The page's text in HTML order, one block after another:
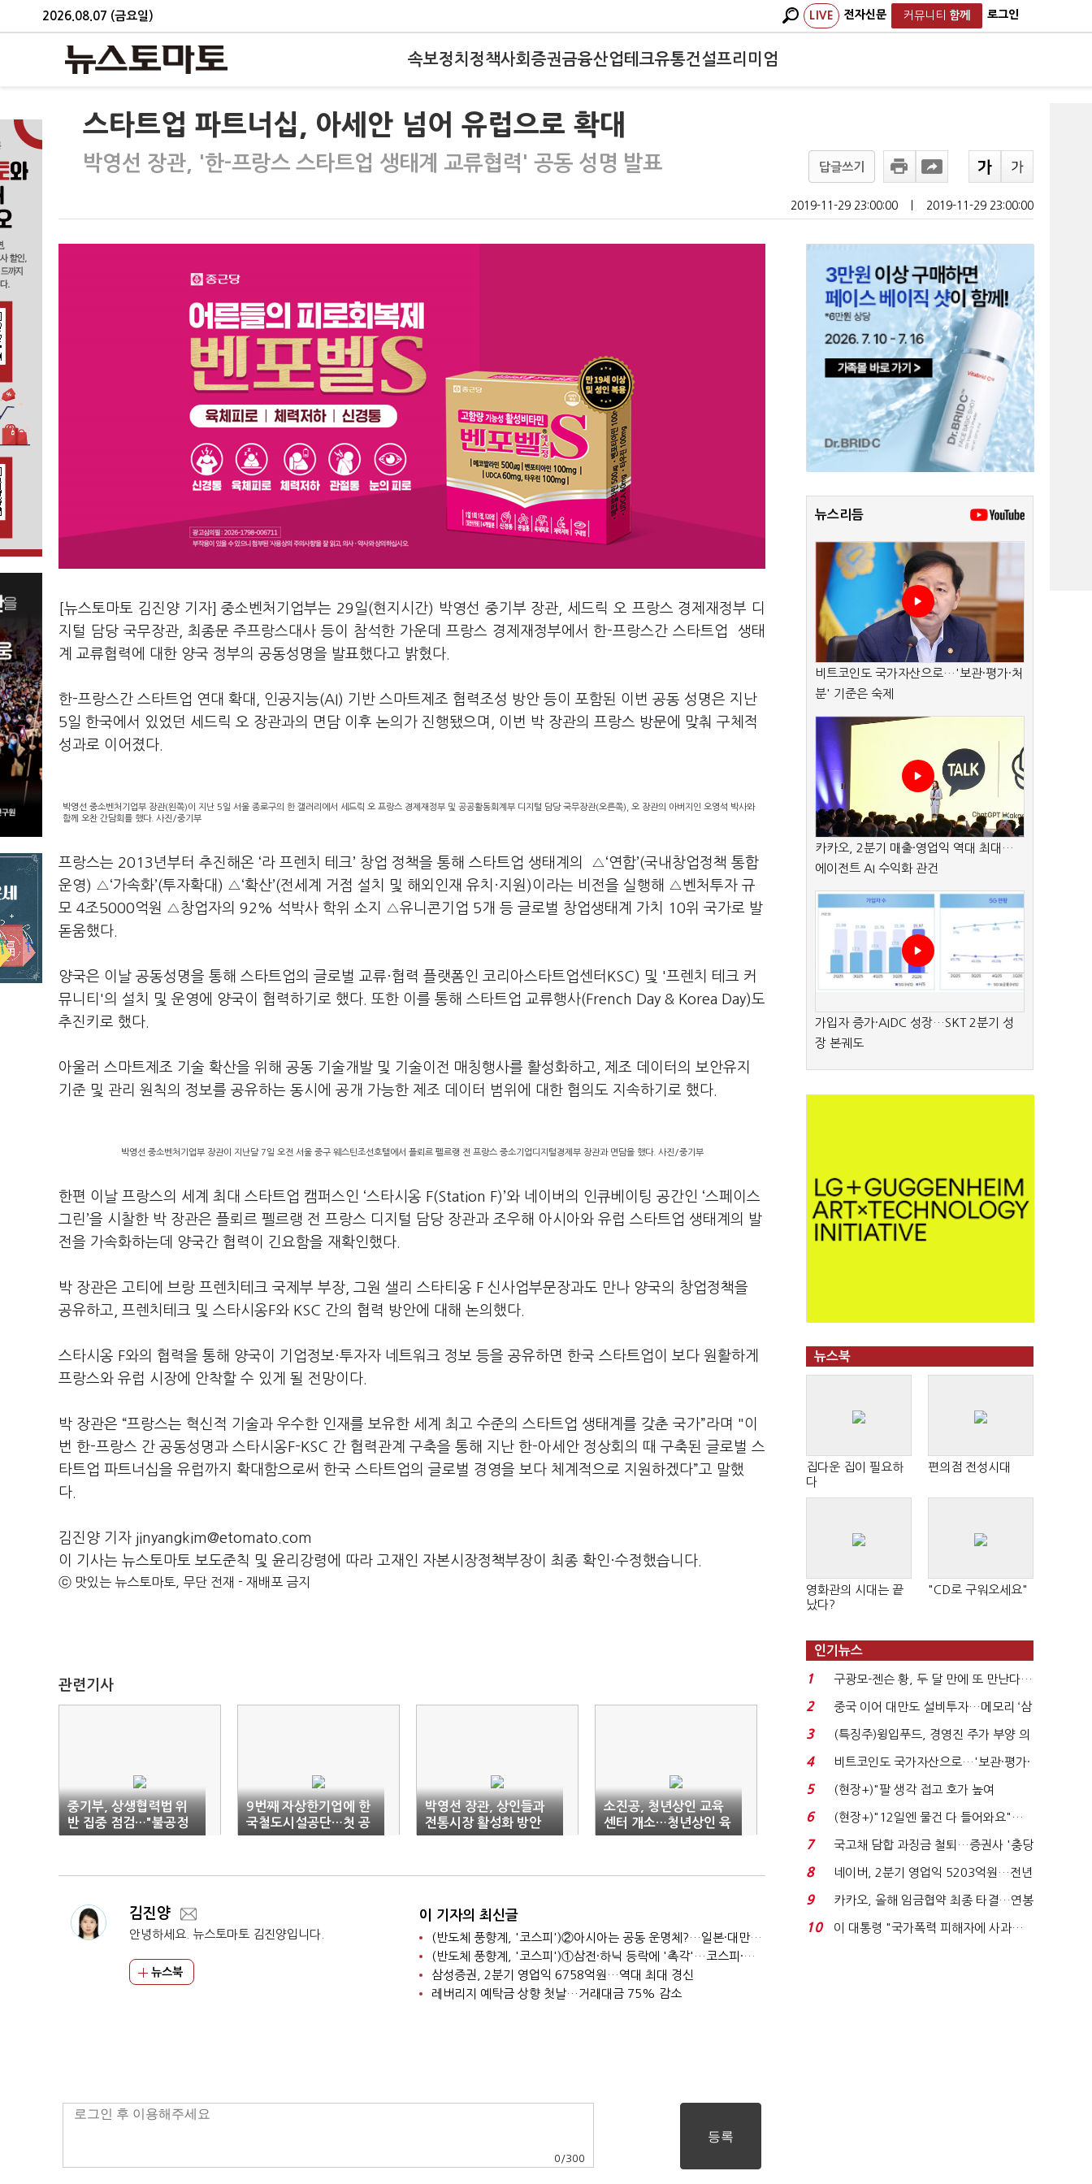
2026.08.07 (금요일) LIVE 전자신문 커뮤니티 함께 로그인
속보정치 정책사회 증권금융산업테크유통건설프리미엄
스타트업 파트너십, 아세안 넘어 유럽으로 확대
박영선 장관, '한-프랑스 스타트업 생태계 교류협력' 공동 성명 발표 답글쓰기
2019-11-29 23:00:00 2019-11-29 23:00:00
[뉴스토마토 김진양 기자] 중소벤처기업부는 29일(현지시간) 박영선 중기부 장관, 세드릭 오 프랑스 경제재정부 디
지털 담당 국무장관, 최종문 주프랑스대사 등이 참석한 가운데 프랑스 경제재정부에서 한-프랑스간 스타트업 생태
계 교류협력에 대한 양국 정부의 공동성명을 발표했다고 밝혔다.
한-프랑스간 스타트업 연대 확대, 인공지능(AI) 기반 스마트제조 협력조성 방안 등이 포함된 이번 공동 성명은 지난
5일 한국에서 있었던 세드릭 오 장관과의 면담 이후 논의가 진행됐으며, 이번 박 장관의 프랑스 방문에 맞춰 구체적
성과로 이어졌다.
박영선 중소벤처기업부 장관(왼쪽)이 지난 5일 서울 종로구의 한 갤러리에서 세드릭 오 프랑스 경제재정부 및 공공활동회계부 디지털 담당 국무장관(오른쪽), 오 장관의 아버지인 오영석 박사와
함께 오찬 간담회를 했다. 사진/중기부
프랑스는 2013년부터 추진해온 ‘라 프렌치 테크’ 창업 정책을 통해 스타트업 생태계의 △‘연합’(국내창업정책 통합
운영) △‘가속화’(투자확대) △‘확산’(전세계 거점 설치 및 해외인재 유치·지원)이라는 비전을 실행해 △벤처투자 규
모 4조5000억원 △창업자의 92% 석박사 학위 소지 △유니콘기업 5개 등 글로벌 창업생태계 가치 10위 국가로 발
돋움했다.
양국은 이날 공동성명을 통해 스타트업의 글로벌 교류·협력 플랫폼인 코리아스타트업센터KSC) 및 '프렌치 테크 커
뮤니티'의 설치 및 운영에 양국이 협력하기로 했다. 또한 이를 통해 스타트업 교류행사(French Day & Korea Day)도
추진키로 했다.
아울러 스마트제조 기술 확산을 위해 공동 기술개발 및 기술이전 매칭행사를 활성화하고, 제조 데이터의 보안유지
기준 및 관리 원칙의 정보를 공유하는 동시에 공개 가능한 제조 데이터 범위에 대한 협의도 지속하기로 했다.
박영선 중소벤처기업부 장관이 지난달 7일 오전 서울 중구 웨스틴조선호텔에서 플뢰르 펠르랭 전 프랑스 중소기업디지털경제부 장관과 면담을 했다. 사진/중기부
한편 이날 프랑스의 세계 최대 스타트업 캠퍼스인 ‘스타시옹 F(Station F)’와 네이버의 인큐베이팅 공간인 ‘스페이스
그린’을 시찰한 박 장관은 플뢰르 펠르랭 전 프랑스 디지털 담당 장관과 조우해 아시아와 유럽 스타트업 생태계의 발
전을 가속화하는데 양국간 협력이 긴요함을 재확인했다.
박 장관은 고티에 브랑 프렌치테크 국제부 부장, 그원 샐리 스타티옹 F 신사업부문장과도 만나 양국의 창업정책을
공유하고, 프렌치테크 및 스타시옹F와 KSC 간의 협력 방안에 대해 논의했다.
스타시옹 F와의 협력을 통해 양국이 기업정보·투자자 네트워크 정보 등을 공유하면 한국 스타트업이 보다 원활하게
프랑스와 유럽 시장에 안착할 수 있게 될 전망이다.
박 장관은 “프랑스는 혁신적 기술과 우수한 인재를 보유한 세계 최고 수준의 스타트업 생태계를 갖춘 국가”라며 "이
번 한-프랑스 간 공동성명과 스타시옹F-KSC 간 협력관계 구축을 통해 지난 한-아세안 정상회의 때 구축된 글로벌 스
타트업 파트너십을 유럽까지 확대함으로써 한국 스타트업의 글로벌 경영을 보다 체계적으로 지원하겠다”고 말했
다.
김진양 기자 jinyangkim@etomato.com
이 기사는 뉴스토마토 보도준칙 및 윤리강령에 따라 고재인 자본시장정책부장이 최종 확인·수정했습니다.
ⓒ 맛있는 뉴스토마토, 무단 전재 - 재배포 금지
관련기사
중기부, 상생협력법 위
반 집중 점검…"불공정
거래 바로 잡는다"
9번째 자상한기업에 한
국철도시설공단…첫 공
공기관 선정
박영선 장관, 상인들과
전통시장 활성화 방안
논의
소진공, 청년상인 교육
센터 개소…청년상인 육
성·역량강화 집중
김진양
안녕하세요. 뉴스토마토 김진양입니다.
뉴스북
이 기자의 최신글
(반도체 풍향계, '코스피')②아시아는 공동 운명체?…일본·대만도 '동반 출렁'
(반도체 풍향계, '코스피')①삼전·하닉 등락에 '촉각'…코스피·나스닥 '한 몸'
삼성증권, 2분기 영업익 6758억원…역대 최대 경신
레버리지 예탁금 상향 첫날…거래대금 75% 감소
0 /300
뉴스리듬
비트코인도 국가자산으로…'보관·평가·처
분' 기준은 숙제
카카오, 2분기 매출·영업익 역대 최대…
에이전트 AI 수익화 관건
가입자 증가·AIDC 성장…SKT 2분기 성
장 본궤도
뉴스북
집다운 집이 필요하
다
편의점 전성시대
영화관의 시대는 끝
났다?
"CD로 구워오세요"
인기뉴스
1
구광모-젠슨 황, 두 달 만에 또 만난다…
로봇·AI 등 논...
2
중국 이어 대만도 설비투자…메모리 ‘삼
국전쟁’
3
(특징주)윙입푸드, 경영진 주가 부양 의
지에 상한가...
4
비트코인도 국가자산으로…'보관·평가·
처분' 기준은 ...
5
(현장+)"팔 생각 접고 호가 높여
요"…'덜 똘똘한 한 채' 20...
6
(현장+)"12일엔 물건 다 들어와요"…
빈 매대 채우며 문 연 ...
7
국고채 담합 과징금 철퇴…증권사 '충당
금 폭탄' 우려...
8
네이버, 2분기 영업익 5203억원…전년
비 0.2% 감소...
9
카카오, 올해 임금협약 최종 타결…연봉
6.3% 인상·격려...
10
이 대통령 "국가폭력 피해자에 사과…